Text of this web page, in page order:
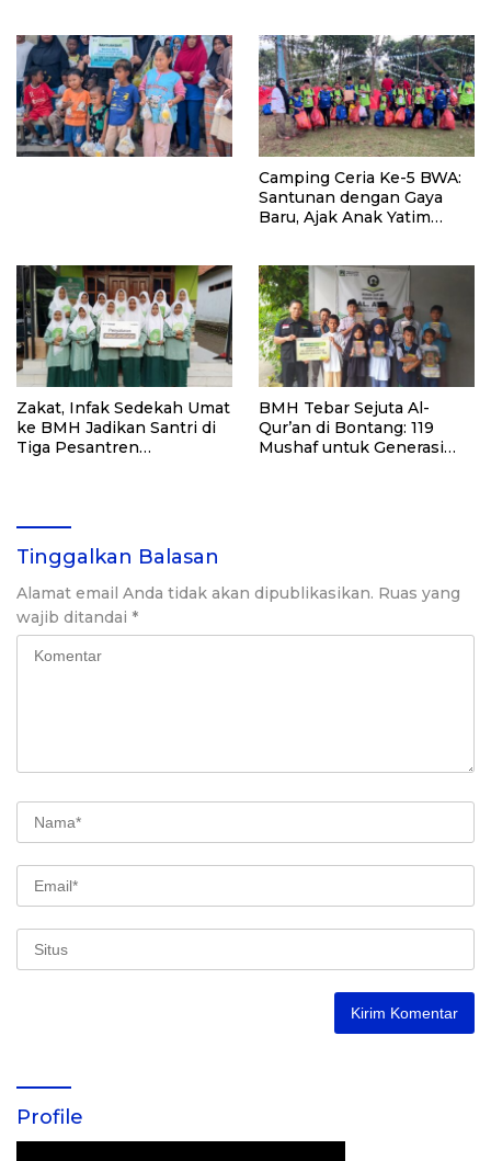
Camping Ceria Ke-5 BWA:
Santunan dengan Gaya
Baru, Ajak Anak Yatim
Zakat, Infak Sedekah Umat
ke BMH Jadikan Santri di
Tiga Pesantren
BMH Tebar Sejuta Al-
Qur’an di Bontang: 119
Mushaf untuk Generasi
Tinggalkan Balasan
Alamat email Anda tidak akan dipublikasikan. Ruas yang
wajib ditandai *
Profile